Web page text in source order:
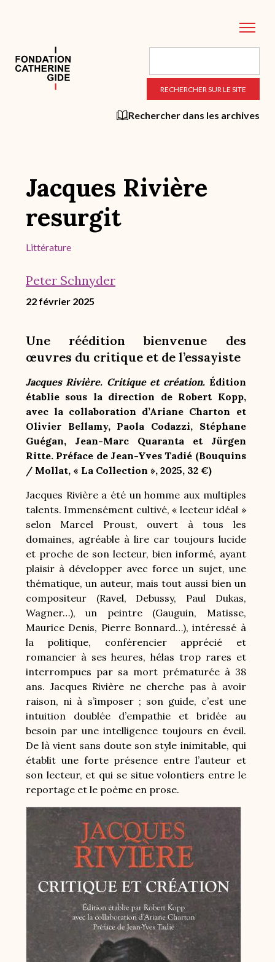
principal
Rechercher dans les archives
Jacques Rivière
resurgit
Littérature
Peter Schnyder
22 février 2025
Une réédition bienvenue des
œuvres du critique et de l’essayiste
Jacques Rivière. Critique et création. Édition
établie sous la direction de Robert Kopp,
avec la collaboration d’Ariane Charton et
Olivier Bellamy, Paola Codazzi, Stéphane
Guégan, Jean-Marc Quaranta et Jürgen
Ritte. Préface de Jean-Yves Tadié (Bouquins
/ Mollat, « La Collection », 2025, 32 €)
Jacques Rivière a été un homme aux multiples
talents. Immensément cultivé, « lecteur idéal »
selon Marcel Proust, ouvert à tous les
domaines, agréable à lire car toujours lucide
et proche de son lecteur, bien informé, ayant
plaisir à développer avec force un sujet, une
thématique, un auteur, mais tout aussi bien un
compositeur (Ravel, Debussy, Paul Dukas,
Wagner…), un peintre (Gauguin, Matisse,
Maurice Denis, Pierre Bonnard…), intéressé à
la politique, conférencier apprécié et
romancier à ses heures, hélas trop rares et
interrompues par sa mort prématurée à 38
ans. Jacques Rivière ne cherche pas à avoir
raison, ni à s’imposer ; son guide, c’est une
intuition doublée d’empathie et bridée au
besoin par une intelligence toujours en éveil.
De là vient sans doute son style inimitable, qui
établit une forte présence entre l’auteur et
son lecteur, et qui se situe volontiers entre le
reportage et le poème en prose.
Image